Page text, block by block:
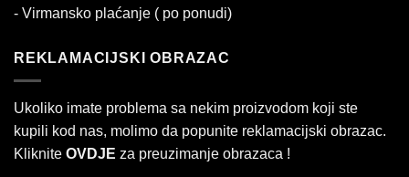
- Virmansko plaćanje ( po ponudi)
REKLAMACIJSKI OBRAZAC
Ukoliko imate problema sa nekim proizvodom koji ste
kupili kod nas, molimo da popunite reklamacijski obrazac.
Kliknite OVDJE za preuzimanje obrazaca !